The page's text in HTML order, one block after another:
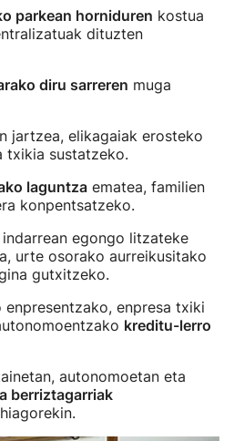
parkean horniduren kostua
dituzten
diru sarreren muga
jartzea, elikagaiak erosteko
txikia sustatzeko.
laguntza ematea, familien
konpentsatzeko.
indarrean egongo litzateke
urte osorako aurreikusitako
gutxitzeko.
enpresa txiki
kreditu-lerro
autonomoetan eta
berriztagarriak